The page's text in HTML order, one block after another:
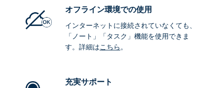
オフライン環境での使用
インターネットに接続されていなくても、
「ノート」「タスク」機能を使用できま
す。詳細はこちら。
充実サポート